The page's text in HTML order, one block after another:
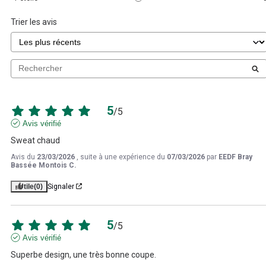
Trier les avis
5/5
Avis vérifié
Sweat chaud
Avis du 23/03/2026 , suite à une expérience du 07/03/2026 par EEDF Bray
Bassée Montois C.
Utile(0) Signaler
5/5
Avis vérifié
Superbe design, une très bonne coupe.